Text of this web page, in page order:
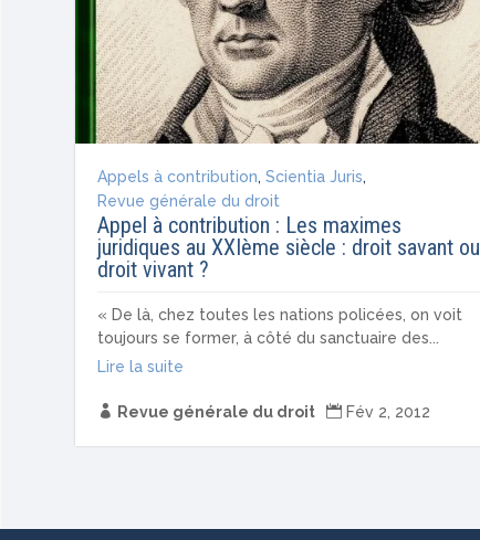
Appels à contribution,Scientia Juris,
Revue générale du droit
Appel à contribution : Les maximes
juridiques au XXIème siècle : droit savant ou
droit vivant ?
« De là, chez toutes les nations policées, on voit
toujours se former, à côté du sanctuaire des...
Lire la suite
 Revue générale du droit  Fév 2, 2012